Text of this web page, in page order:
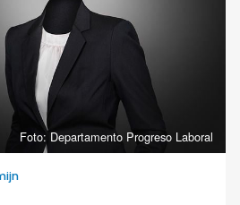
Foto: Departamento Progreso Laboral